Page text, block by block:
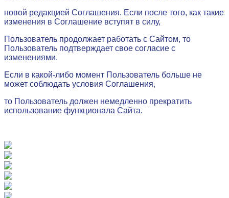
новой редакцией Соглашения. Если после того, как такие
изменения в Соглашение вступят в силу,
Пользователь продолжает работать с Сайтом, то
Пользователь подтверждает свое согласие с
изменениями.
Если в какой-либо момент Пользователь больше не
может соблюдать условия Соглашения,
то Пользователь должен немедленно прекратить
использование функционала Сайта.